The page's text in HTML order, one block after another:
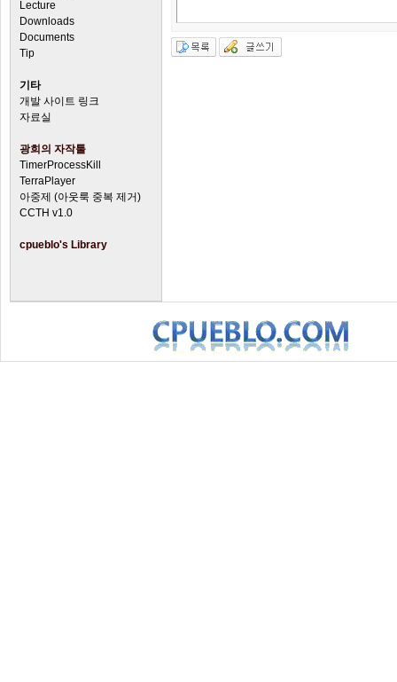
Lecture
Downloads
Documents
Tip
기타
개발 사이트 링크
자료실
광희의 자작툴
TimerProcessKill
TerraPlayer
아중제 (아웃룩 중복 제거)
CCTH v1.0
cpueblo's Library